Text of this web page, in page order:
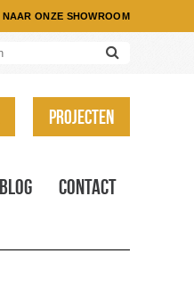
ONZE SHOWROOM
Projecten
Blog Contact